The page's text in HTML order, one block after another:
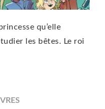
qu’elle
les bêtes. Le roi